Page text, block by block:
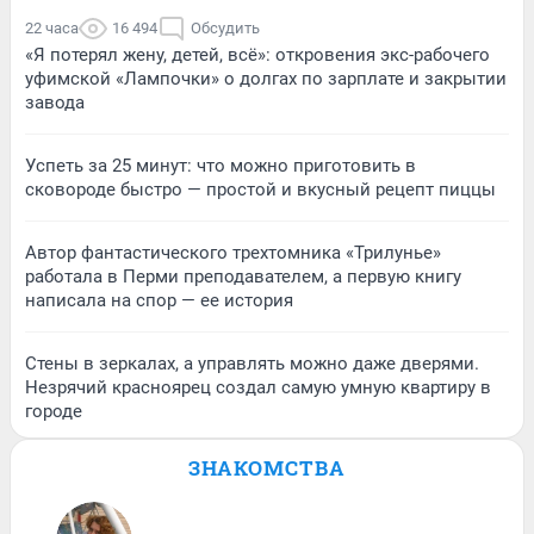
22 часа 16 494 Обсудить
«Я потерял жену, детей, всё»: откровения экс-рабочего
уфимской «Лампочки» о долгах по зарплате и закрытии
завода
Успеть за 25 минут: что можно приготовить в
сковороде быстро — простой и вкусный рецепт пиццы
Автор фантастического трехтомника «Трилунье»
работала в Перми преподавателем, а первую книгу
написала на спор — ее история
Стены в зеркалах, а управлять можно даже дверями.
Незрячий красноярец создал самую умную квартиру в
городе
ЗНАКОМСТВА